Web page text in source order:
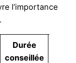
l’importance
Durée
conseillée